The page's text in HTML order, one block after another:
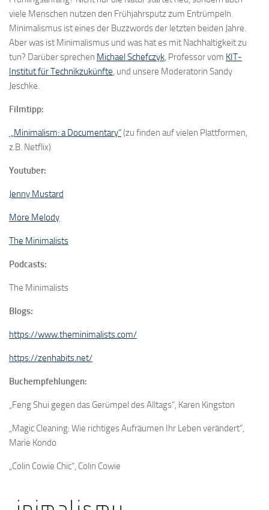
viele Menschen nutzen den Frühjahrsputz zum Entrümpeln.
Minimalismus ist eines der Buzzwords der letzten beiden Jahre.
Aber was ist Minimalismus und was hat es mit Nachhaltigkeit zu
tun? Darüber sprechen Michael Schefczyk , Professor vom KIT-
Institut für Technikzukünfte , und unsere Moderatorin Sandy
Jeschke.
Filmtipp:
„Minimalism: a Documentary“(zu finden auf vielen Plattformen,
z.B. Netflix)
Youtuber:
Jenny Mustard
More Melody
The Minimalists
Podcasts:
The Minimalists
Blogs:
https://www.theminimalists.com/
https://zenhabits.net/
Buchempfehlungen:
„Feng Shui gegen das Gerümpel des Alltags“, Karen Kingston
„Magic Cleaning: Wie richtiges Aufräumen Ihr Leben verändert“,
Marie Kondo
„Colin Cowie Chic“, Colin Cowie